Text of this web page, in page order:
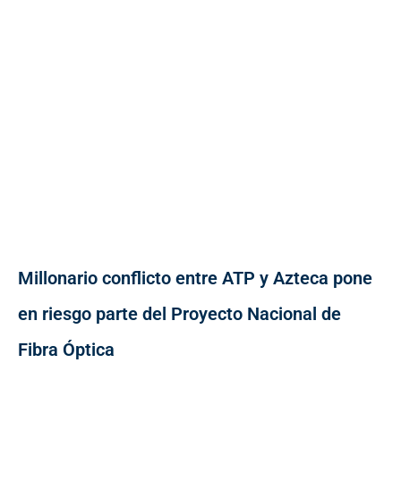
Millonario conflicto entre ATP y Azteca pone
en riesgo parte del Proyecto Nacional de
Fibra Óptica